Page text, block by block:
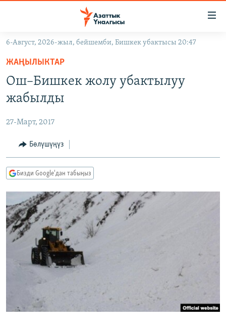
Навигацияга
өтүңүз
Издөөгө
салыңызКЫРГЫЗСТАН
ЭКОНОМИКА
МАДАНИЯТ
ДҮЙНӨ
БОРБОР АЗИЯ
АТАЙЫН ИЛИКТӨӨ
ТВ ПРОГРАММАЛАР
ЭКСПЕРТТЕР ТАЛДАЙТ
БИЗ ЖАНА ДҮЙНӨ
ДАНИСТЕ
ЭЖЕ-СИҢДИЛЕР
АЗАТТЫК+
ЫҢГАЙСЫЗ СУРООЛОР
ӨЗГӨЧӨ ПИКИР
Русский
ОНЛАЙН ШЕРИНЕ
ЭЕ/АРнун бардык сайттары
6-Август, 2026-жыл, бейшемби, Бишкек убактысы 20:47
ЖАҢЫЛЫКТАР
Ош–Бишкек жолу убактылуу
жабылды
27-Март, 2017
Бөлүшүңүз
Бизди Google'дан табыңыз